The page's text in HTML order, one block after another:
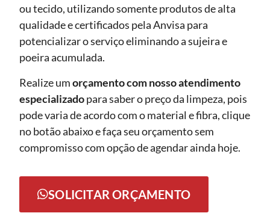
ou tecido, utilizando somente produtos de alta
qualidade e certificados pela Anvisa para
potencializar o serviço eliminando a sujeira e
poeira acumulada.
Realize umorçamento com nosso atendimento
especializadopara saber o preço da limpeza, pois
pode varia de acordo com o material e fibra, clique
no botão abaixo e faça seu orçamento sem
compromisso com opção de agendar ainda hoje.
SOLICITAR ORÇAMENTO